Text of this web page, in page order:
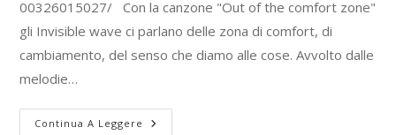
00326015027/ Con la canzone "Out of the comfort zone"
gli Invisible wave ci parlano delle zona di comfort, di
cambiamento, del senso che diamo alle cose. Avvolto dalle
melodie…
Continua A Leggere